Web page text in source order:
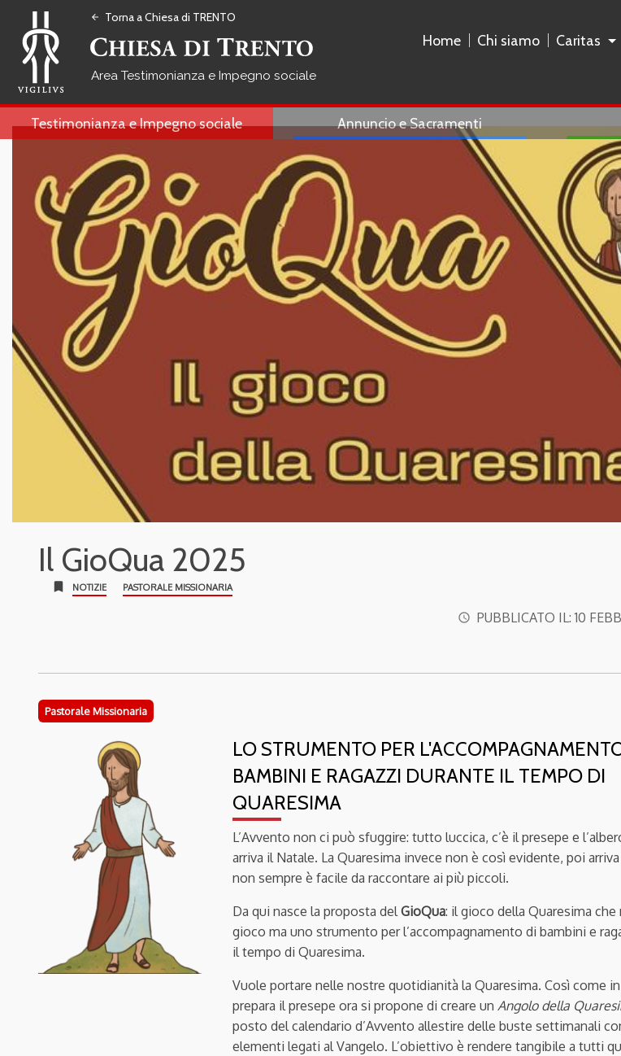
arrow_back Torna a Chiesa di TRENTO
Testimonianza e Impegno sociale
Home Chi siamo Caritas
Testimonianza e Impegno sociale Annuncio e Sacramenti
Il GioQua 2025
bookmark NOTIZIE PASTORALE MISSIONARIA
access_time PUBBLICATO IL:10
Pastorale Missionaria
LO STRUMENTO PER
BAMBINI E RAGAZZI DURANTE IL TEMPO DI
QUARESIMA
L’Avvento non ci può sfuggire: tutto luccica, c’è il presepe e
arriva il Natale. La Quaresima invece non è così evidente, poi arriva
non sempre è facile da raccontare ai più piccoli.
Da qui nasce la proposta delGioQua: il gioco della Quaresima che
gioco ma uno strumento per l’accompagnamento di bambini e
il tempo di Quaresima.
Vuole portare nelle nostre quotidianità la Quaresima. Così come
prepara il presepe ora si propone di creare unAngolo della
posto del calendario d’Avvento allestire delle buste settimanali
elementi legati al Vangelo. L’obiettivo è rendere tangibile a tutti